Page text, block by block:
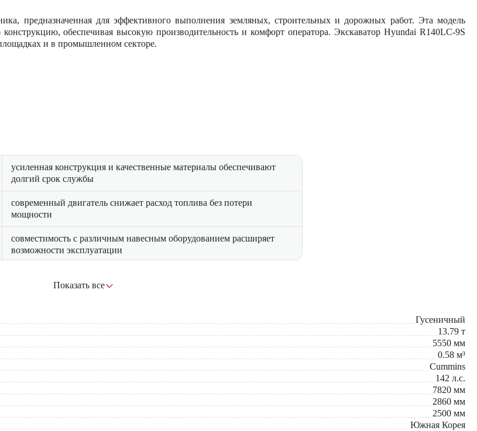
предназначенная для эффективного выполнения земляных, строительных и дорожных работ. Эта модель
обеспечивая высокую производительность и комфорт оператора. Экскаватор Hyundai R140LC-9S
и в промышленном секторе.
усиленная конструкция и качественные материалы обеспечивают
долгий срок службы
современный двигатель снижает расход топлива без потери
мощности
совместимость с различным навесным оборудованием расширяет
возможности эксплуатации
шумоизоляцией повышает эффективность работы оператора
работать в ограниченных пространствах
территорий.
задач.
и экономичность, что делает его выгодным выбором для компаний любого масштаба. Простота
обеспечивают минимальные эксплуатационные затраты при высокой эффективности работы.
является официальным дилером и предлагает новые модели техники. На нашем сайте вы найдёте широкий
и запчастей.
Показать все
Гусеничный
13.79 т
5550 мм
0.58 м³
Cummins
142 л.с.
7820 мм
2860 мм
2500 мм
Южная Корея